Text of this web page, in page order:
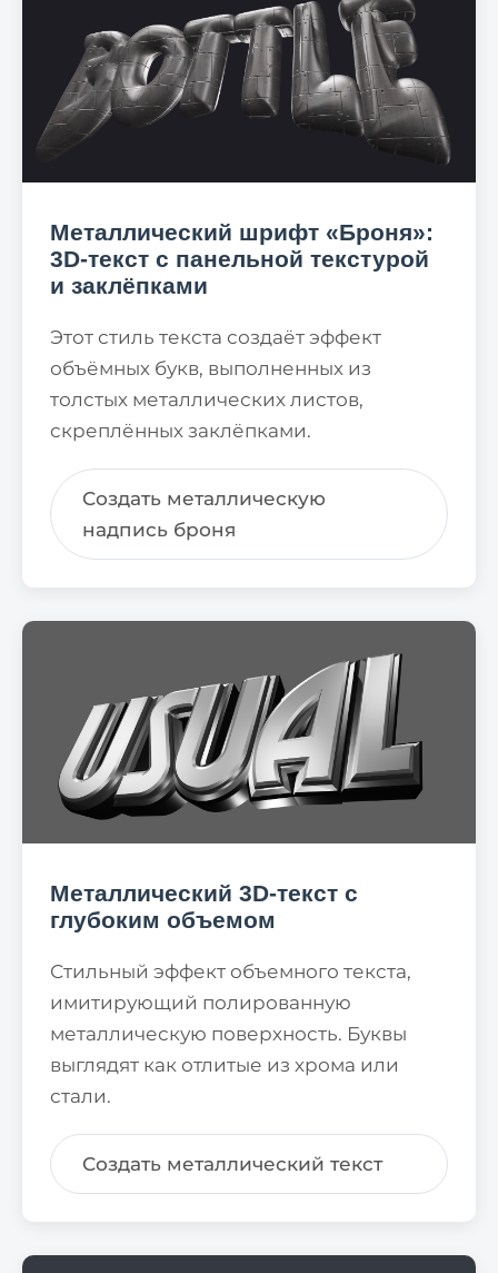
Металлический шрифт «Броня»:
3D-текст с панельной текстурой
и заклёпками
Этот стиль текста создаёт эффект
объёмных букв, выполненных из
толстых металлических листов,
скреплённых заклёпками.
Создать металлическую
надпись броня
Металлический 3D-текст с
глубоким объемом
Стильный эффект объемного текста,
имитирующий полированную
металлическую поверхность. Буквы
выглядят как отлитые из хрома или
стали.
Создать металлический текст